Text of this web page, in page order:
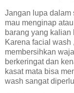
Jangan lupa dalam
mau menginap
barang yang kalian
Karena facial
membersihkan
berkeringat dan
kasat mata bisa
wash sangat